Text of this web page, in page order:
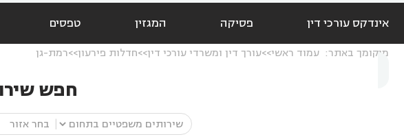
אינדקס עורכי דין פסיקה המגזין טפסים
מיקומך באתר: עמוד ראשי עורך דין ומשרדי עורכי דין חדלות פירעון רמת-גן
חפש